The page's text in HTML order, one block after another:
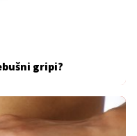
gripi?